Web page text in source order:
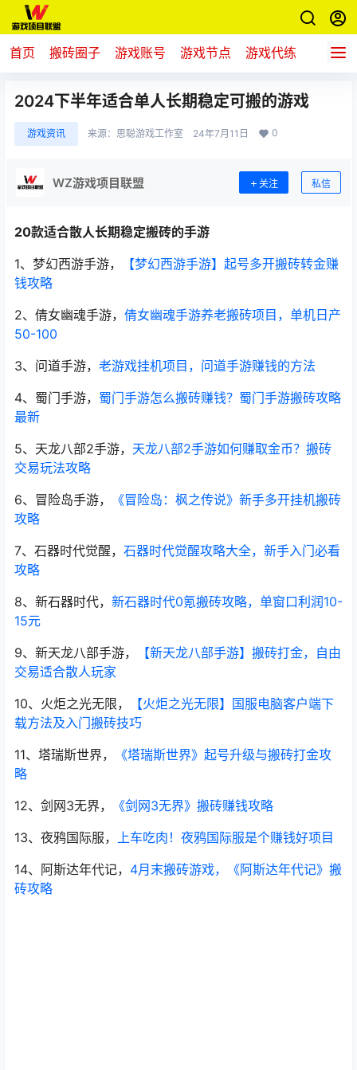
首页 搬砖圈子 游戏账号 游戏节点 游戏代练 新游推
2024下半年适合单人长期稳定可搬的游戏
游戏资讯 来源： 思聪游戏工作室 24年7月11日 0
WZ游戏项目联盟 关注 私信
20款适合散人长期稳定搬砖的手游
1、梦幻西游手游，
【梦幻西游手游】起号多开搬砖转金赚
钱攻略
2、倩女幽魂手游， 倩女幽魂手游养老搬砖项目，单机日产
50-100
3、问道手游， 老游戏挂机项目，问道手游赚钱的方法
4、蜀门手游， 蜀门手游怎么搬砖赚钱？蜀门手游搬砖攻略
最新
5、天龙八部2手游， 天龙八部2手游如何赚取金币？搬砖
交易玩法攻略
6、冒险岛手游，
《冒险岛：枫之传说》新手多开挂机搬砖
攻略
7、石器时代觉醒， 石器时代觉醒攻略大全，新手入门必看
攻略
8、新石器时代， 新石器时代0氪搬砖攻略，单窗口利润10-
15元
9、新天龙八部手游，
【新天龙八部手游】搬砖打金，自由
交易适合散人玩家
10、火炬之光无限，
【火炬之光无限】国服电脑客户端下
载方法及入门搬砖技巧
11、塔瑞斯世界，
《塔瑞斯世界》起号升级与搬砖打金攻
略
12、剑网3无界，
《剑网3无界》搬砖赚钱攻略
13、夜鸦国际服， 上车吃肉！夜鸦国际服是个赚钱好项目
14、阿斯达年代记， 4月末搬砖游戏，《阿斯达年代记》搬
砖攻略